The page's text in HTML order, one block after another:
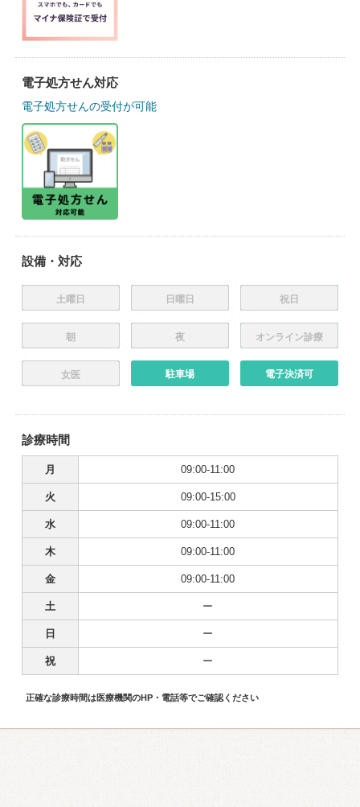
電子処方せん対応
電子処方せんの受付が可能
設備・対応
土曜日 日曜日 祝日
朝 夜 オンライン診療
女医 駐車場 電子決済可
診療時間
月 09:00-11:00
火 09:00-15:00
水 09:00-11:00
木 09:00-11:00
金 09:00-11:00
土 ー
日 ー
祝 ー
正確な診療時間は医療機関のHP・電話等でご確認ください